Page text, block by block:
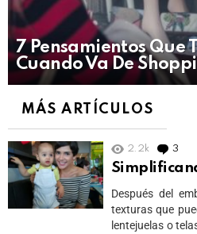
7 Pensamientos Que
Cuando Va De
MÁS ARTÍCULOS
2.2k 3
Después del
texturas que
lentejuelas o